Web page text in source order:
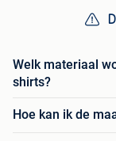
Welk materiaal
shirts?
Hoe kan ik de